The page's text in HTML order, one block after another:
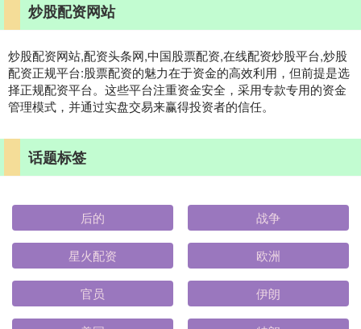
炒股配资网站
炒股配资网站,配资头条网,中国股票配资,在线配资炒股平台,炒股
配资正规平台:股票配资的魅力在于资金的高效利用，但前提是选
择正规配资平台。这些平台注重资金安全，采用专款专用的资金
管理模式，并通过实盘交易来赢得投资者的信任。
话题标签
后的 战争
星火配资 欧洲
官员 伊朗